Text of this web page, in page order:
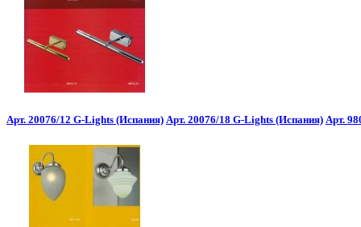
Арт. 20076/12 G-Lights (Испания) Арт. 20076/18 G-Lights (Испания) Арт.